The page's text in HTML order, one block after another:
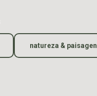
natureza &